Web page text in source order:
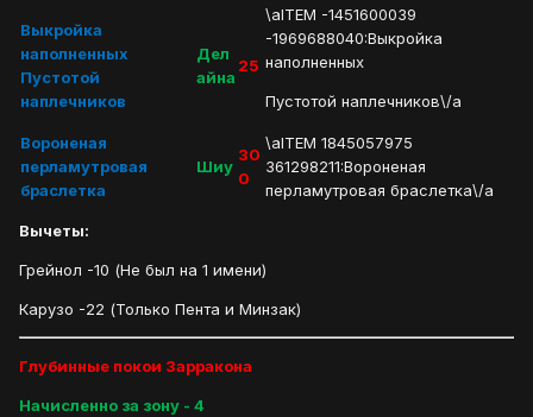
Выкройка
наполненных
Пустотой
наплечников
Дел
айна
25
\aITEM -1451600039
-1969688040:Выкройка
наполненных
Пустотой наплечников\/a
Вороненая
перламутровая
браслетка
Шиу
30
0
\aITEM 1845057975
361298211:Вороненая
перламутровая браслетка\/a
Вычеты:
Грейнол -10 (Не был на 1 имени)
Карузо -22 (Только Пента и Минзак)
Глубинные покои Зарракона
Начисленно за зону - 4